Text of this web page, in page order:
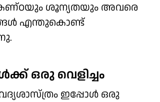
ശൂന്യതയും അവരെ
എന്തുകൊണ്ട്
ഒരു വെളിച്ചം
ഇപ്പോള്‍ ഒരു